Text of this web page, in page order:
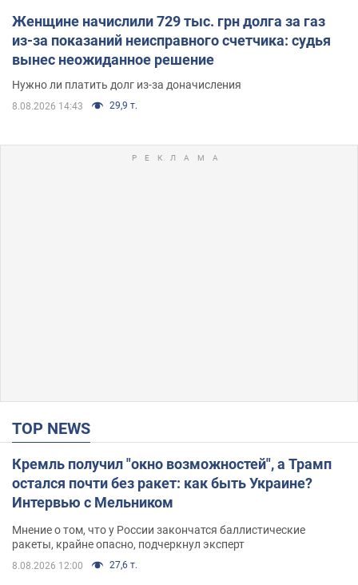
Женщине начислили 729 тыс. грн долга за газ
из-за показаний неисправного счетчика: судья
вынес неожиданное решение
Нужно ли платить долг из-за доначисления
8.08.2026 14:43 29,9 т.
TOP NEWS
Кремль получил "окно возможностей", а Трамп
остался почти без ракет: как быть Украине?
Интервью с Мельником
Мнение о том, что у России закончатся баллистические
ракеты, крайне опасно, подчеркнул эксперт
8.08.2026 12:00 27,6 т.